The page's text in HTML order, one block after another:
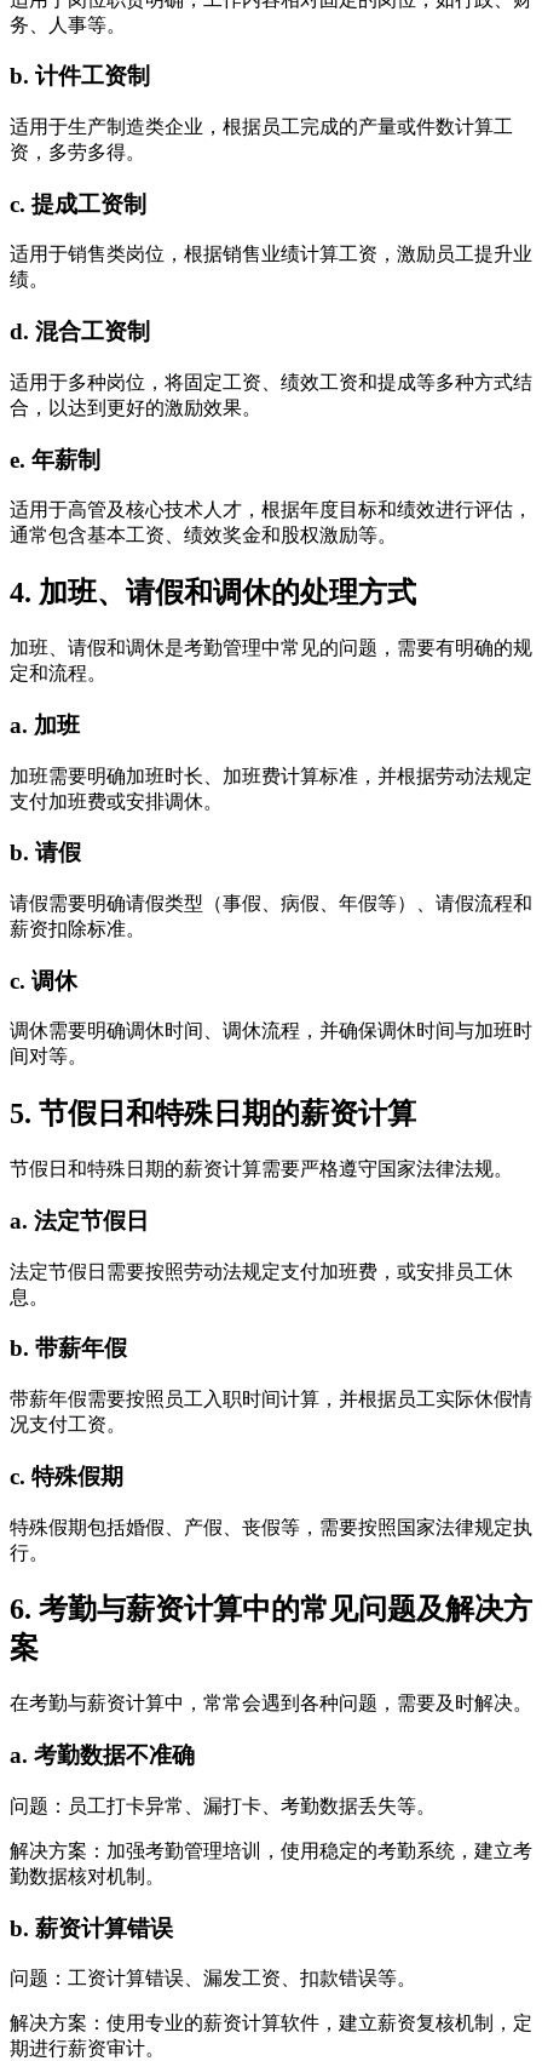
务、人事等。
b. 计件工资制
适用于生产制造类企业，根据员工完成的产量或件数计算工
资，多劳多得。
c. 提成工资制
适用于销售类岗位，根据销售业绩计算工资，激励员工提升业
绩。
d. 混合工资制
适用于多种岗位，将固定工资、绩效工资和提成等多种方式结
合，以达到更好的激励效果。
e. 年薪制
适用于高管及核心技术人才，根据年度目标和绩效进行评估，
通常包含基本工资、绩效奖金和股权激励等。
4. 加班、请假和调休的处理方式
加班、请假和调休是考勤管理中常见的问题，需要有明确的规
定和流程。
a. 加班
加班需要明确加班时长、加班费计算标准，并根据劳动法规定
支付加班费或安排调休。
b. 请假
请假需要明确请假类型（事假、病假、年假等）、请假流程和
薪资扣除标准。
c. 调休
调休需要明确调休时间、调休流程，并确保调休时间与加班时
间对等。
5. 节假日和特殊日期的薪资计算
节假日和特殊日期的薪资计算需要严格遵守国家法律法规。
a. 法定节假日
法定节假日需要按照劳动法规定支付加班费，或安排员工休
息。
b. 带薪年假
带薪年假需要按照员工入职时间计算，并根据员工实际休假情
况支付工资。
c. 特殊假期
特殊假期包括婚假、产假、丧假等，需要按照国家法律规定执
行。
6. 考勤与薪资计算中的常见问题及解决方
案
在考勤与薪资计算中，常常会遇到各种问题，需要及时解决。
a. 考勤数据不准确
问题：员工打卡异常、漏打卡、考勤数据丢失等。
解决方案：加强考勤管理培训，使用稳定的考勤系统，建立考
勤数据核对机制。
b. 薪资计算错误
问题：工资计算错误、漏发工资、扣款错误等。
解决方案：使用专业的薪资计算软件，建立薪资复核机制，定
期进行薪资审计。